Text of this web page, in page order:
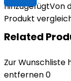
hinzugefügtVon
Produkt
Related
Zur Wunschliste
entfernen0